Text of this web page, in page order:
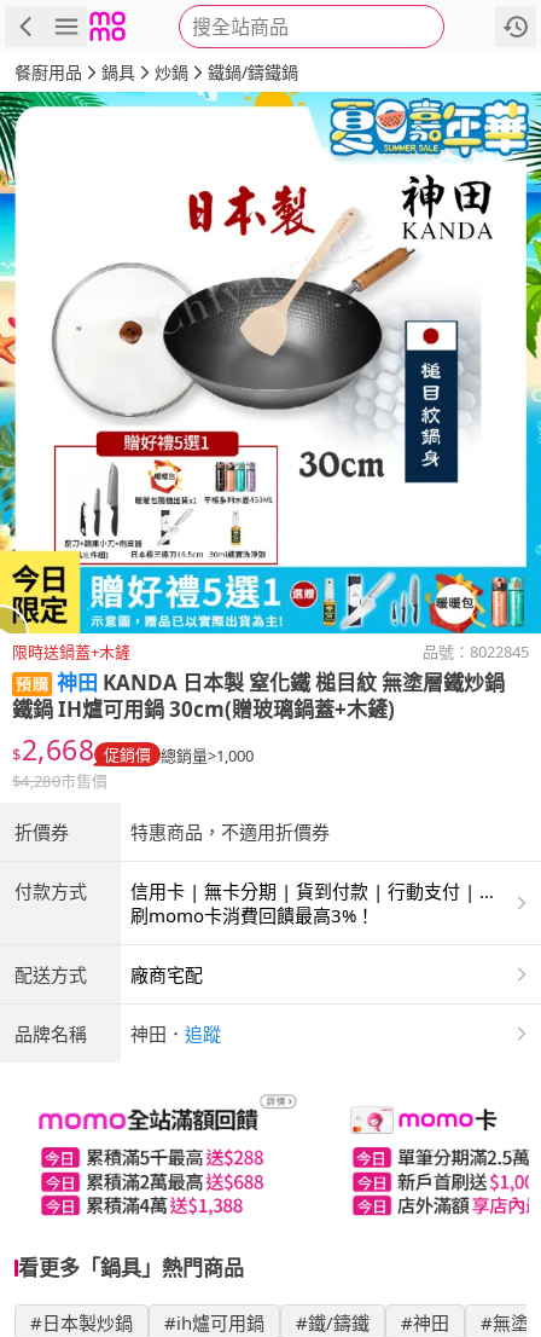
搜全站商品
商品 評價 詳情
餐廚用品 鍋具 炒鍋 鐵鍋/鑄鐵鍋
限時送鍋蓋+木鏟 品號： 8022845
神田 KANDA 日本製 窒化鐵 槌目紋 無塗層鐵炒鍋
鐵鍋 IH爐可用鍋 30cm(贈玻璃鍋蓋+木鏟)
$2,668 促銷價 總銷量>1,000
$4,280市售價
折價券 特惠商品，不適用折價券
付款方式
信用卡 | 無卡分期 | 貨到付款 | 行動支付 | 超
商付款 | ATM | 銀聯卡
刷momo卡消費回饋最高3%！
配送方式 廠商宅配
品牌名稱 神田 ． 追蹤
看更多「鍋具」熱門商品
#日本製炒鍋 #ih爐可用鍋 #鐵/鑄鐵 #神田 #無塗